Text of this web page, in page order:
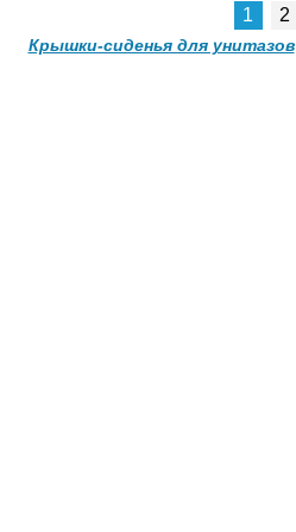
1 2
Крышки-сиденья для унитазов